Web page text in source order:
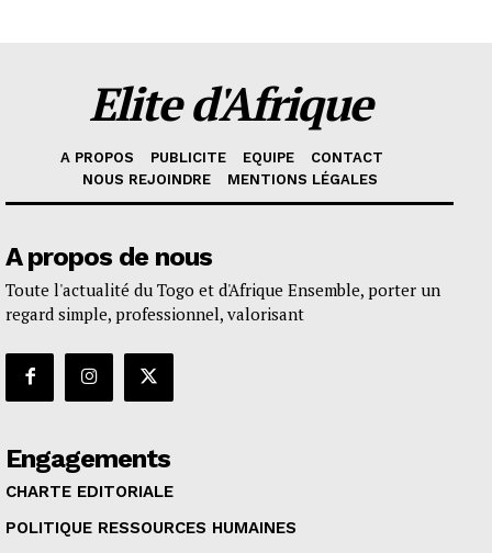
Elite d'Afrique
A PROPOS PUBLICITE EQUIPE
CONTACT
NOUS REJOINDRE
MENTIONS LÉGALES
A propos de nous
Toute l'actualité du Togo et d'Afrique Ensemble, porter un
regard simple, professionnel, valorisant
Engagements
CHARTE EDITORIALE
POLITIQUE RESSOURCES HUMAINES